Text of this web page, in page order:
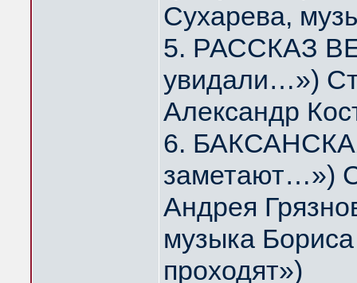
Сухарева,
5. РАССКАЗ
увидали…»)
Александр
6.
заметают…»)
Андрея
музыка
проходят»)